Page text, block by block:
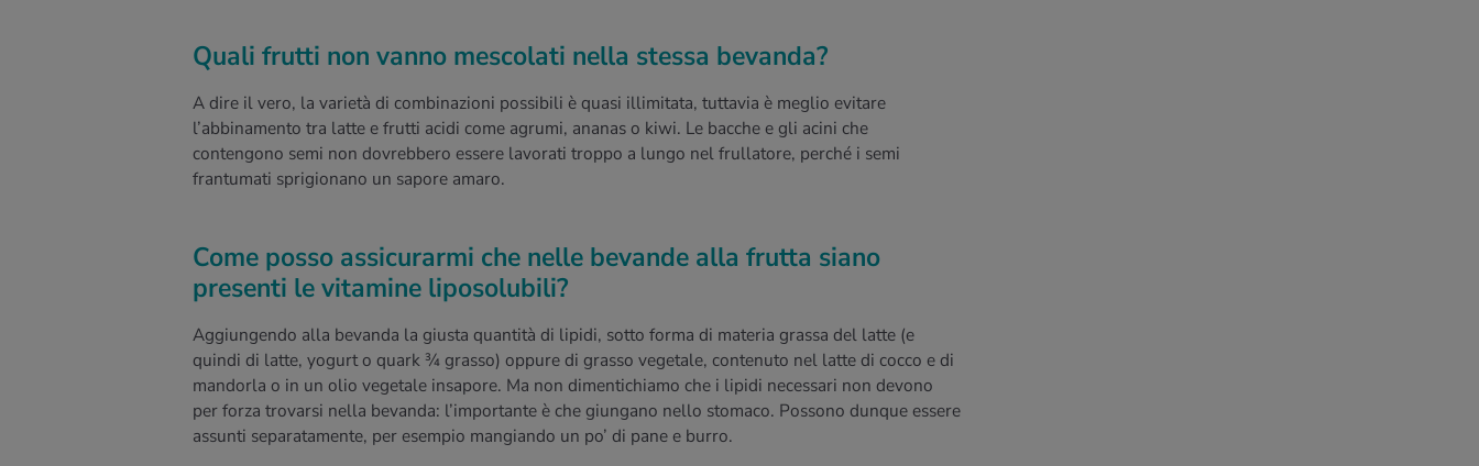
Quali frutti non vanno mescolati nella stessa bevanda?
A dire il vero, la varietà di combinazioni possibili è quasi illimitata, tuttavia è meglio evitare
l’abbinamento tra latte e frutti acidi come agrumi, ananas o kiwi. Le bacche e gli acini che
contengono semi non dovrebbero essere lavorati troppo a lungo nel frullatore, perché i semi
frantumati sprigionano un sapore amaro.
Come posso assicurarmi che nelle bevande alla frutta siano
presenti le vitamine liposolubili?
Aggiungendo alla bevanda la giusta quantità di lipidi, sotto forma di materia grassa del latte (e
quindi di latte, yogurt o quark ¾ grasso) oppure di grasso vegetale, contenuto nel latte di cocco e di
mandorla o in un olio vegetale insapore. Ma non dimentichiamo che i lipidi necessari non devono
per forza trovarsi nella bevanda: l’importante è che giungano nello stomaco. Possono dunque essere
assunti separatamente, per esempio mangiando un po’ di pane e burro.